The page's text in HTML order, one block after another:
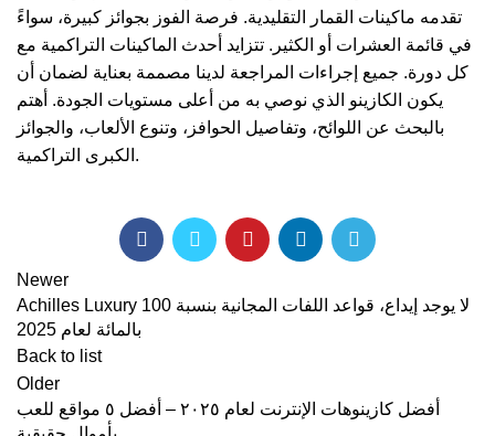
تقدمه ماكينات القمار التقليدية. فرصة الفوز بجوائز كبيرة، سواءً
في قائمة العشرات أو الكثير. تتزايد أحدث الماكينات التراكمية مع
كل دورة. جميع إجراءات المراجعة لدينا مصممة بعناية لضمان أن
يكون الكازينو الذي نوصي به من أعلى مستويات الجودة. أهتم
بالبحث عن اللوائح، وتفاصيل الحوافز، وتنوع الألعاب، والجوائز
الكبرى التراكمية.
Newer
Achilles Luxury لا يوجد إيداع، قواعد اللفات المجانية بنسبة 100
بالمائة لعام 2025
Back to list
Older
أفضل كازينوهات الإنترنت لعام ٢٠٢٥ – أفضل ٥ مواقع للعب